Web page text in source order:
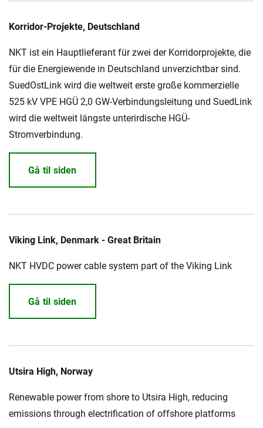
Korridor-Projekte, Deutschland
NKT ist ein Hauptlieferant für zwei der Korridorprojekte, die
für die Energiewende in Deutschland unverzichtbar sind.
SuedOstLink wird die weltweit erste große kommerzielle
525 kV VPE HGÜ 2,0 GW-Verbindungsleitung und SuedLink
wird die weltweit längste unterirdische HGÜ-
Stromverbindung.
Gå til siden
Viking Link, Denmark - Great Britain
NKT HVDC power cable system part of the Viking Link
Gå til siden
Utsira High, Norway
Renewable power from shore to Utsira High, reducing
emissions through electrification of offshore platforms